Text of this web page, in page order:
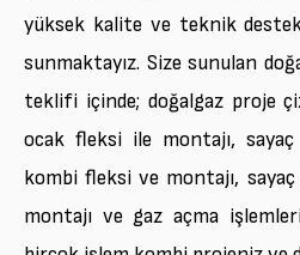
yüksek kalite ve teknik
sunmaktayız. Size sunulan
teklifi içinde; doğalgaz proje
ocak fleksi ile montajı,
kombi fleksi ve montajı,
montajı ve gaz açma